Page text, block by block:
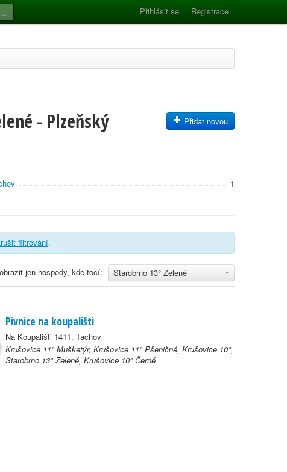
Přihlásit se Registrace
- Plzeňský Přidat novou
1
filtrování.
Starobrno 13° Zelené
jen hospody, kde točí:
Pivnice na koupališti
Na Koupališti 1411, Tachov
Krušovice 11° Mušketýr, Krušovice 11° Pšeničné, Krušovice 10°,
Starobrno 13° Zelené, Krušovice 10° Černé